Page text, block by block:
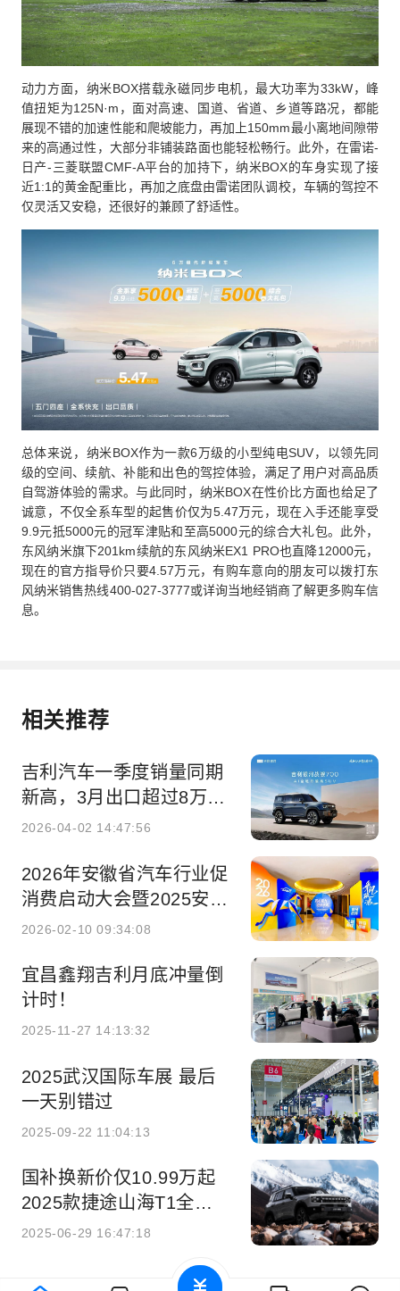
动力方面，纳米BOX搭载永磁同步电机，最大功率为33kW，峰
值扭矩为125N·m，面对高速、国道、省道、乡道等路况，都能
展现不错的加速性能和爬坡能力，再加上150mm最小离地间隙带
来的高通过性，大部分非铺装路面也能轻松畅行。此外，在雷诺-
日产-三菱联盟CMF-A平台的加持下，纳米BOX的车身实现了接
近1:1的黄金配重比，再加之底盘由雷诺团队调校，车辆的驾控不
仅灵活又安稳，还很好的兼顾了舒适性。
总体来说，纳米BOX作为一款6万级的小型纯电SUV，以领先同
级的空间、续航、补能和出色的驾控体验，满足了用户对高品质
自驾游体验的需求。与此同时，纳米BOX在性价比方面也给足了
诚意，不仅全系车型的起售价仅为5.47万元，现在入手还能享受
9.9元抵5000元的冠军津贴和至高5000元的综合大礼包。此外，
东风纳米旗下201km续航的东风纳米EX1 PRO也直降12000元，
现在的官方指导价只要4.57万元，有购车意向的朋友可以拨打东
风纳米销售热线400-027-3777或详询当地经销商了解更多购车信
息。
相关推荐
吉利汽车一季度销量同期
新高，3月出口超过8万辆
创新高
2026-04-02 14:47:56
2026年安徽省汽车行业促
消费启动大会暨2025安徽
年度汽车总评榜发布盛典
新篇章！
2026-02-10 09:34:08
宜昌鑫翔吉利月底冲量倒
计时！
2025-11-27 14:13:32
2025武汉国际车展 最后
一天别错过
2025-09-22 11:04:13
国补换新价仅10.99万起
2025款捷途山海T1全国
上市
2025-06-29 16:47:18